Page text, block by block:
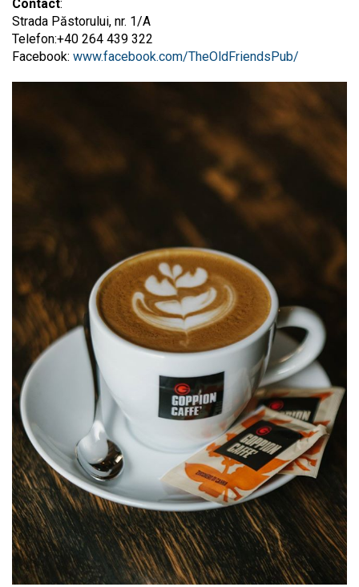
Contact:
Strada Păstorului, nr. 1/A
Telefon:+40 264 439 322
Facebook: www.facebook.com/TheOldFriendsPub/